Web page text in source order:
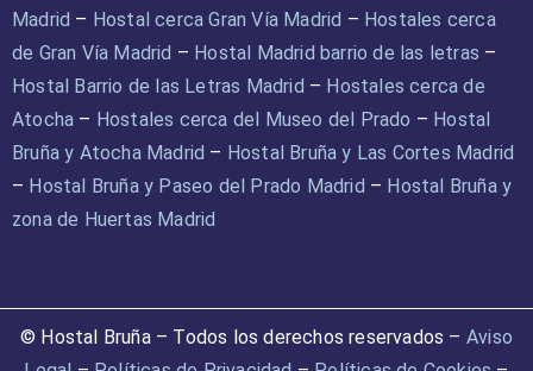
Madrid – Hostal cerca Gran Vía Madrid – Hostales cerca
de Gran Vía Madrid – Hostal Madrid barrio de las letras –
Hostal Barrio de las Letras Madrid – Hostales cerca de
Atocha – Hostales cerca del Museo del Prado – Hostal
Bruña y Atocha Madrid – Hostal Bruña y Las Cortes Madrid
– Hostal Bruña y Paseo del Prado Madrid – Hostal Bruña y
zona de Huertas Madrid
© Hostal Bruña – Todos los derechos reservados – Aviso